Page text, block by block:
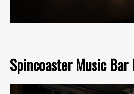
Spincoaster Music Bar